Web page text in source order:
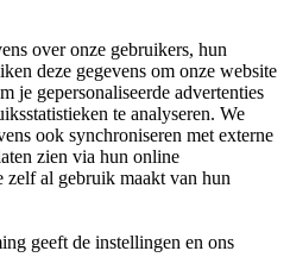
over onze gebruikers, hun
deze gegevens om onze website
je gepersonaliseerde advertenties
te analyseren. We
ook synchroniseren met externe
zien via hun online
zelf al gebruik maakt van hun
geeft de instellingen en ons